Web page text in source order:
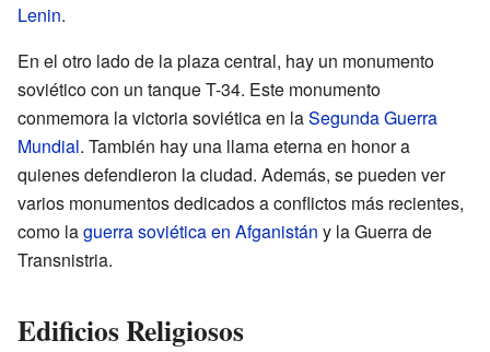
Lenin.
En el otro lado de la plaza central, hay un monumento
soviético con un tanque T-34. Este monumento
conmemora la victoria soviética en laSegunda Guerra
Mundial. También hay una llama eterna en honor a
quienes defendieron la ciudad. Además, se pueden ver
varios monumentos dedicados a conflictos más recientes,
como laguerra soviética en Afganistán y la Guerra de
Transnistria.
Edificios Religiosos